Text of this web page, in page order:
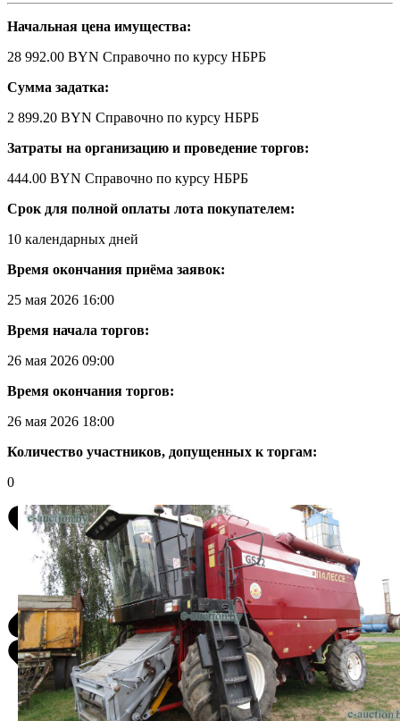
Начальная цена имущества:
28 992.00 BYN Справочно по курсу НБРБ
Сумма задатка:
2 899.20 BYN Справочно по курсу НБРБ
Затраты на организацию и проведение торгов:
444.00 BYN Справочно по курсу НБРБ
Срок для полной оплаты лота покупателем:
10 календарных дней
Время окончания приёма заявок:
25 мая 2026 16:00
Время начала торгов:
26 мая 2026 09:00
Время окончания торгов:
26 мая 2026 18:00
Количество участников, допущенных к торгам:
0